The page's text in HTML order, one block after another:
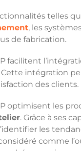
telles
, les
de fabrication.
facilitent
Cette intégration
des clients.
optimisent les
. Grâce à ses
les
comme